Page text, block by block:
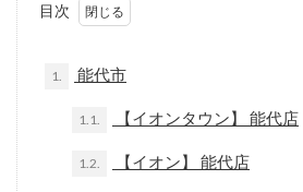
目次
1. 能代市
1.1. 【イオンタウン】 能代店
1.2. 【イオン】 能代店